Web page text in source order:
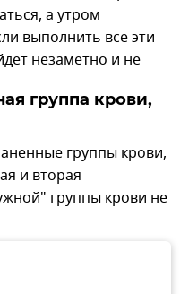
а утром
выполнить все эти
незаметно и не
группа крови,
группы крови,
и вторая
группы крови не